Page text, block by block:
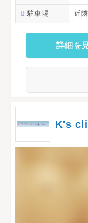
駐車場 近
詳細を
K's